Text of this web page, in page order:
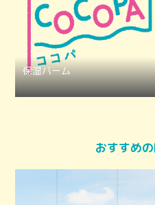
保湿バーム
おすすめ